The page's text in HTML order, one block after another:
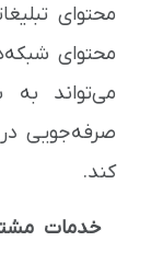
محتوای
محتوای
می‌تواند به
صرفه‌جویی
کند.
خدمات